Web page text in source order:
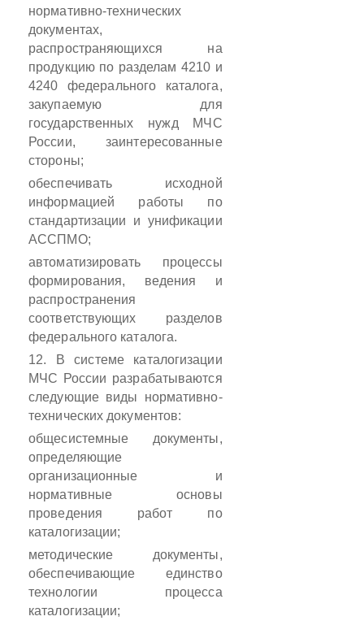
нормативно-технических
документах,
распространяющихся на
продукцию по разделам 4210 и
4240 федерального каталога,
закупаемую для
государственных нужд МЧС
России, заинтересованные
стороны;
обеспечивать исходной
информацией работы по
стандартизации и унификации
АССПМО;
автоматизировать процессы
формирования, ведения и
распространения
соответствующих разделов
федерального каталога.
12. В системе каталогизации
МЧС России разрабатываются
следующие виды нормативно-
технических документов:
общесистемные документы,
определяющие
организационные и
нормативные основы
проведения работ по
каталогизации;
методические документы,
обеспечивающие единство
технологии процесса
каталогизации;